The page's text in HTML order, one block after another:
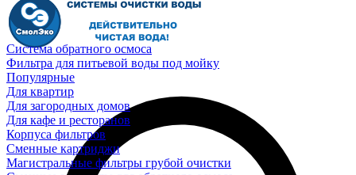
Система обратного осмоса
Фильтра для питьевой воды под мойку
Популярные
Для квартир
Для загородных домов
Для кафе и ресторанов
Корпуса фильтров
Сменные картриджи
Магистральные фильтры грубой очистки